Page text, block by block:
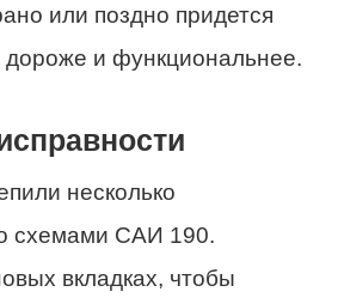
или поздно придется
дороже и функциональнее.
несколько
схемами САИ 190.
вкладках, чтобы